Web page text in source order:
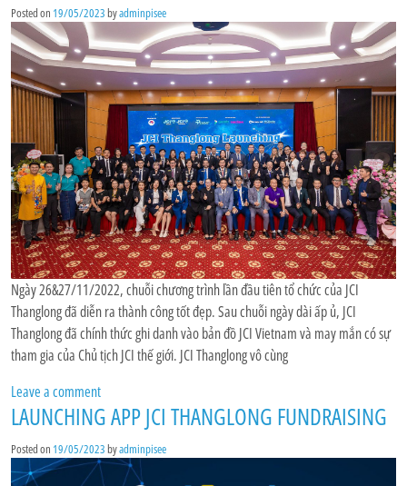
Posted on 19/05/2023byadminpisee
Ngày 26&27/11/2022, chuỗi chương trình lần đầu tiên tổ chức của JCI
Thanglong đã diễn ra thành công tốt đẹp. Sau chuỗi ngày dài ấp ủ, JCI
Thanglong đã chính thức ghi danh vào bản đồ JCI Vietnam và may mắn có sự
tham gia của Chủ tịch JCI thế giới. JCI Thanglong vô cùng
Leave a comment
LAUNCHING APP JCI THANGLONG FUNDRAISING
Posted on 19/05/2023byadminpisee